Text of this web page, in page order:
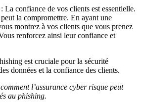
: La confiance de vos clients est essentielle.
la compromettre. En ayant une
montrez à vos clients que vous prenez
renforcez ainsi leur confiance et
est cruciale pour la sécurité
données et la confiance des clients.
l’assurance cyber risque peut
au phishing.